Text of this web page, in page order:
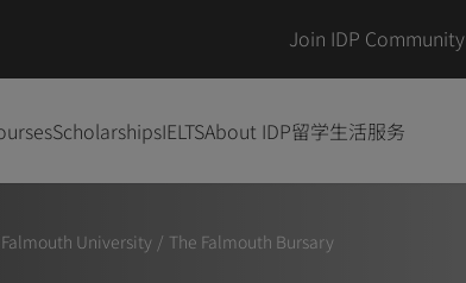
Join IDP Community
ScholarshipsIELTSAbout IDP留学生活服务
Falmouth University / The Falmouth Bursary